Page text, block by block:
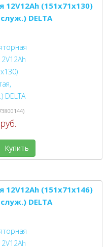
12V12Ah (151x71x130)
DELTA
)
Купить
12V12Ah (151x71x146)
DELTA